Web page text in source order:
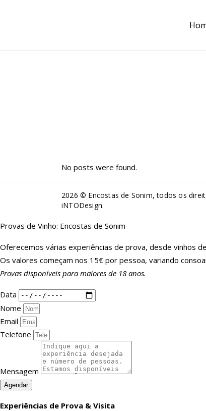
No posts were found.
2026 © Encostas de Sonim, todos os
iNTODesign.
Provas de Vinho: Encostas de Sonim
Oferecemos várias experiências de prova, desde vinhos
Os valores começam nos 15€ por pessoa, variando
Provas disponíveis para maiores de 18 anos.
Data
Nome
Email
Telefone
Mensagem
Agendar
Experiências de Prova & Visita